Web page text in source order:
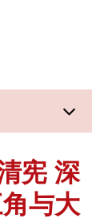
宪 深
与大